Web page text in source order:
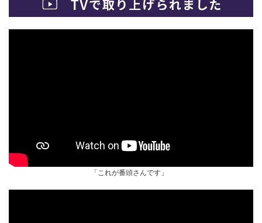
「これが番頭さんです」